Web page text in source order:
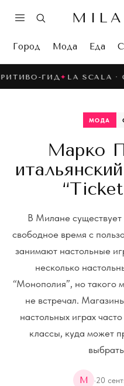
Город Мода Еда
ГИД✦LA SCALA ·
МОДА
Марко
В Милане существует
свободное время с
занимают настольные
несколько
“Монополия”, но такого
не встречал.
настольных играх
классы, куда может
M ·20